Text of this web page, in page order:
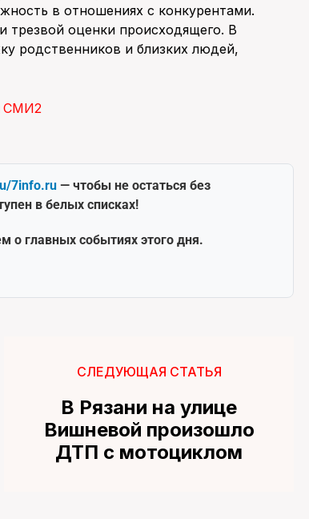
в отношениях с конкурентами.
трезвой оценки происходящего. В
родственников и близких людей,
СМИ2
7info.ru — чтобы не остаться без
в белых списках!
о главных событиях этого дня.
СЛЕДУЮЩАЯ СТАТЬЯ
В Рязани на улице
Вишневой произошло
ДТП с мотоциклом